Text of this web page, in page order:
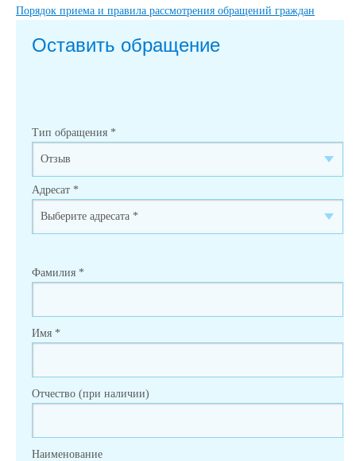
Порядок приема и правила рассмотрения обращений граждан
Оставить обращение
Тип обращения *
Адресат *
Фамилия *
Имя *
Отчество (при наличии)
Наименование